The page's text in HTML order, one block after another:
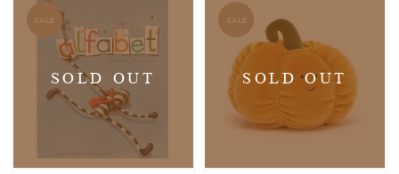
SALE
SOLD OUT
SALE
SOLD OUT